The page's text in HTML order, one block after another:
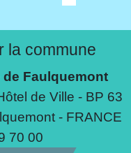
la commune
Faulquemont
de Ville - BP 63
- FRANCE
70 00